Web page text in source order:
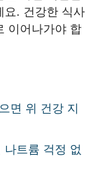
요. 건강한 식사
이어나가야 합
면 위 건강 지
나트륨 걱정 없